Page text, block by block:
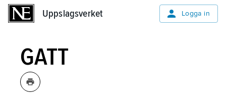
Uppslagsverket Logga in
GATT